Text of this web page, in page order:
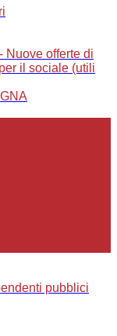
Nuove offerte di
il sociale (utili
pubblici